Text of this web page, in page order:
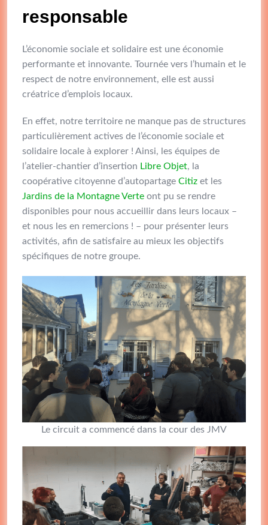
responsable
L’économie sociale et solidaire est une économie
performante et innovante. Tournée vers l’humain et le
respect de notre environnement, elle est aussi
créatrice d’emplois locaux.
En effet, notre territoire ne manque pas de structures
particulièrement actives de l’économie sociale et
solidaire locale à explorer ! Ainsi, les équipes de
l’atelier-chantier d’insertion Libre Objet, la
coopérative citoyenne d’autopartage Citiz et les
Jardins de la Montagne Verte ont pu se rendre
disponibles pour nous accueillir dans leurs locaux –
et nous les en remercions ! – pour présenter leurs
activités, afin de satisfaire au mieux les objectifs
spécifiques de notre groupe.
Le circuit a commencé dans la cour des JMV